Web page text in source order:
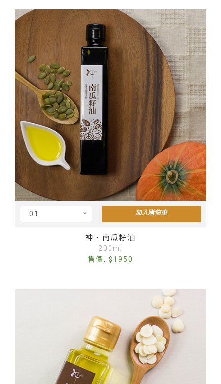
01 加入購物車
神．南瓜籽油
200ml
售價: $1950